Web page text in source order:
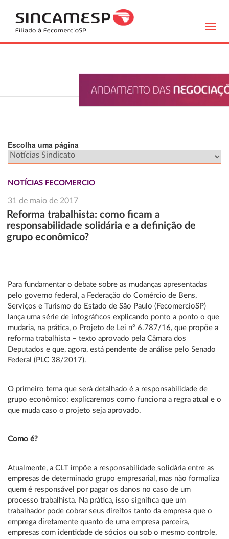
Escolha uma página
NOTÍCIAS FECOMERCIO
31 de maio de 2017
Reforma trabalhista: como ficam a
responsabilidade solidária e a definição de
grupo econômico?
Para fundamentar o debate sobre as mudanças apresentadas
pelo governo federal, a Federação do Comércio de Bens,
Serviços e Turismo do Estado de São Paulo (FecomercioSP)
lança uma série de infográficos explicando ponto a ponto o que
mudaria, na prática, o Projeto de Lei nº 6.787/16, que propõe a
reforma trabalhista – texto aprovado pela Câmara dos
Deputados e que, agora, está pendente de análise pelo Senado
Federal (PLC 38/2017).
O primeiro tema que será detalhado é a responsabilidade de
grupo econômico: explicaremos como funciona a regra atual e o
que muda caso o projeto seja aprovado.
Como é?
Atualmente, a CLT impõe a responsabilidade solidária entre as
empresas de determinado grupo empresarial, mas não formaliza
quem é responsável por pagar os danos no caso de um
processo trabalhista. Na prática, isso significa que um
trabalhador pode cobrar seus direitos tanto da empresa que o
emprega diretamente quanto de uma empresa parceira,
empresas com identidade de sócios ou sob o mesmo controle,